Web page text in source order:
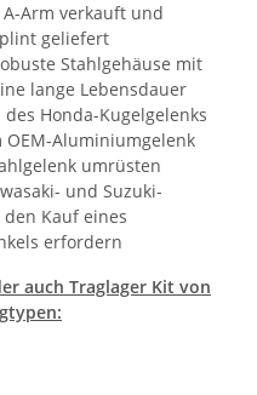
Arm verkauft und
geliefert
Stahlgehäuse mit
lange Lebensdauer
Honda-Kugelgelenks
Aluminiumgelenk
umrüsten
und Suzuki-
Kauf eines
erfordern
auch Traglager Kit von